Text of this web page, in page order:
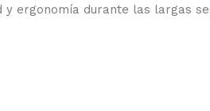
ergonomía durante las largas